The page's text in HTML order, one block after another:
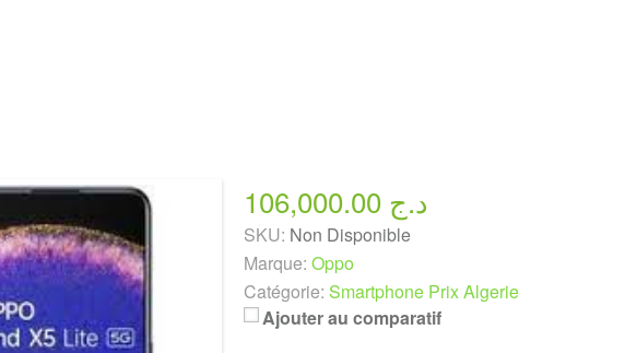
106,000.00 د.ج
SKU: Non Disponible
Marque: Oppo
Catégorie: Smartphone Prix Algerie
Ajouter au comparatif